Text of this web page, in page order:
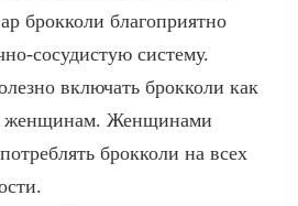
брокколи благоприятно
сосудистую систему.
включать брокколи как
женщинам. Женщинами
брокколи на всех